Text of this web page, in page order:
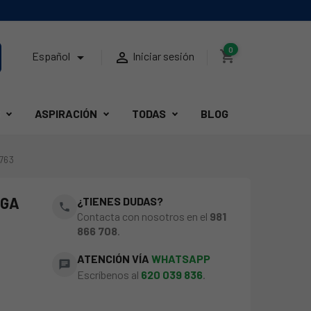
Español   Iniciar sesión shopping_cart
0
ASPIRACIÓN TODAS BLOG
phone
¿TIENES DUDAS?
Contacta con nosotros en el 981
866 708.
chat ATENCIÓN VÍAWHATSAPP
Escríbenos al 620 039 836